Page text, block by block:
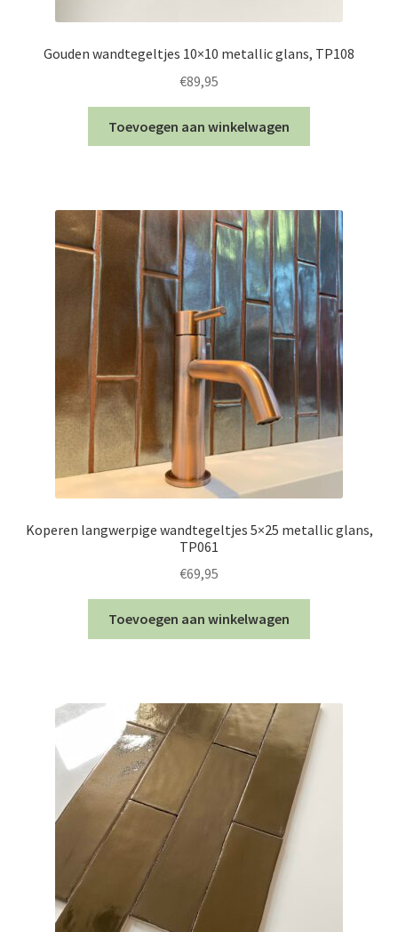
Gouden wandtegeltjes 10×10 metallic glans, TP108
€89,95
Toevoegen aan winkelwagen
Koperen langwerpige wandtegeltjes 5×25 metallic glans,
TP061
€69,95
Toevoegen aan winkelwagen